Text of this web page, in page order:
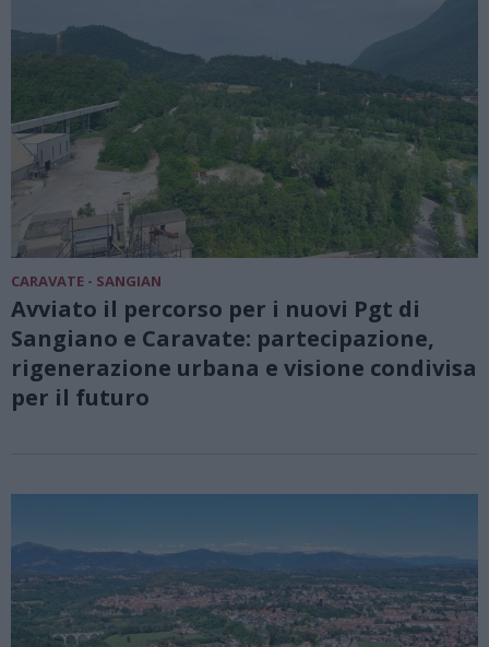
CARAVATE - SANGIAN
Avviato il percorso per i nuovi Pgt di
Sangiano e Caravate: partecipazione,
rigenerazione urbana e visione condivisa
per il futuro